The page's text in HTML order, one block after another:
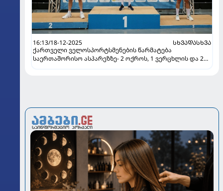
16:13/18-12-2025
ᲡᲮᲕᲐᲓᲐᲡᲮᲕᲐ
ქართველი ველოსპორტსმენების წარმატება
საერთაშორისო ასპარეზზე- 2 ოქროს, 1 ვერცხლის და 2